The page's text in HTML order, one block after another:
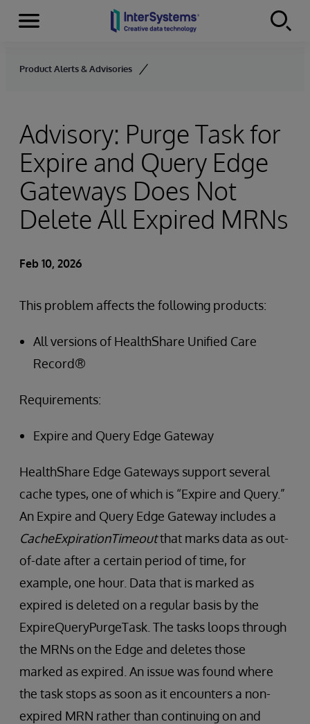
Skip to content
Menu
Product Alerts & Advisories
Advisory: Purge Task for
Expire and Query Edge
Gateways Does Not
Delete All Expired MRNs
Feb 10, 2026
This problem affects the following products:
All versions of HealthShare Unified Care
Record®
Requirements:
Expire and Query Edge Gateway
HealthShare Edge Gateways support several
cache types, one of which is “Expire and Query.”
An Expire and Query Edge Gateway includes a
CacheExpirationTimeoutthat marks data as out-
of-date after a certain period of time, for
example, one hour. Data that is marked as
expired is deleted on a regular basis by the
ExpireQueryPurgeTask. The tasks loops through
the MRNs on the Edge and deletes those
marked as expired. An issue was found where
the task stops as soon as it encounters a non-
expired MRN rather than continuing on and